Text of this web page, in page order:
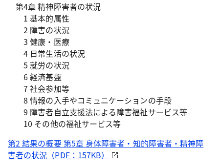
第4章 精神障害者の状況
1 基本的属性
2 障害の状況
3 健康・医療
4 日常生活の状況
5 就労の状況
6 経済基盤
7 社会参加等
8 情報の入手やコミュニケーションの手段
9 障害者自立支援法による障害福祉サービス等
10 その他の福祉サービス等
第2 結果の概要 第5章 身体障害者・知的障害者・精神障
害者の状況（PDF：157KB）